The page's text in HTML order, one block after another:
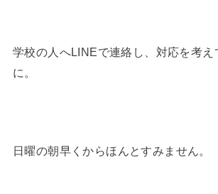
学校の人へLINEで連絡し、対応を考え
に。
日曜の朝早くからほんとすみません。